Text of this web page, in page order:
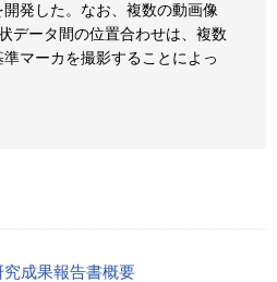
発した。なお、複数の動画像
データ間の位置合わせは、複数
マーカを撮影することによっ
究成果報告書概要